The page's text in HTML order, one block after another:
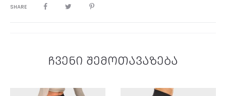
SHARE
ჩვენი შემოთავაზება